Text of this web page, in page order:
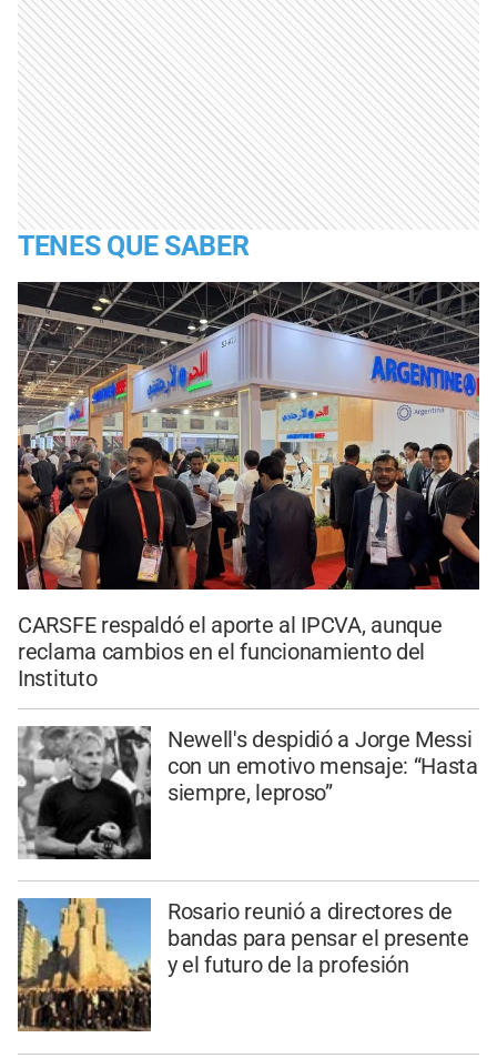
TENES QUE SABER
CARSFE respaldó el aporte al IPCVA, aunque
reclama cambios en el funcionamiento del
Instituto
Newell's despidió a Jorge Messi
con un emotivo mensaje: “Hasta
siempre, leproso”
Rosario reunió a directores de
bandas para pensar el presente
y el futuro de la profesión